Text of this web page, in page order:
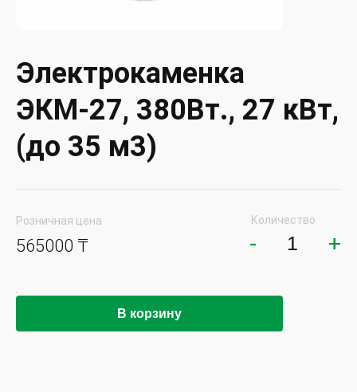
Электрокаменка
ЭКМ-27, 380Вт., 27 кВт,
(до 35 м3)
Розничная цена
565000 ₸
Количество
- +
В корзину